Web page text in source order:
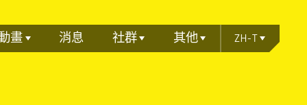
畫 消息 社群 其他 ZH-T